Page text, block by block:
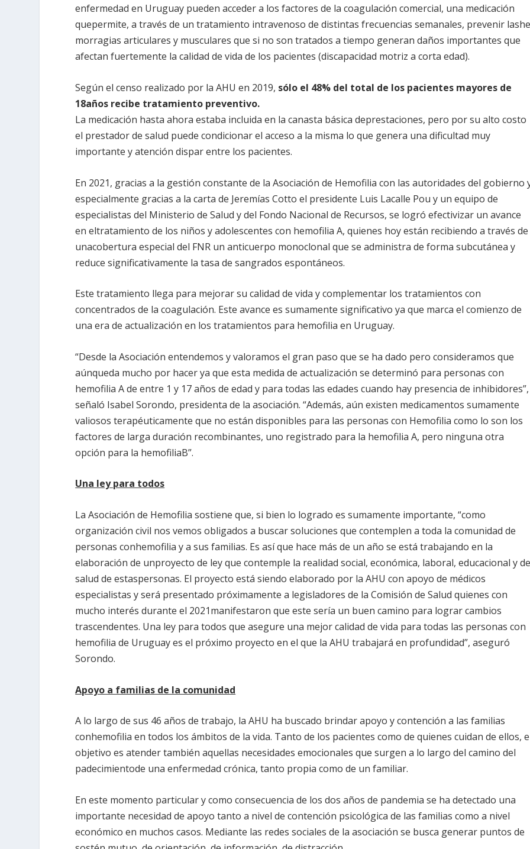
enfermedad en Uruguay pueden acceder a los factores de la coagulación comercial, una medicación
quepermite, a través de un tratamiento intravenoso de distintas frecuencias semanales, prevenir
morragias articulares y musculares que si no son tratados a tiempo generan daños importantes que
afectan fuertemente la calidad de vida de los pacientes (discapacidad motriz a corta edad).
Según el censo realizado por la AHU en 2019, sólo el 48% del total de los pacientes mayores de
18años recibe tratamiento preventivo.
La medicación hasta ahora estaba incluida en la canasta básica deprestaciones, pero por su alto costo
el prestador de salud puede condicionar el acceso a la misma lo que genera una dificultad muy
importante y atención dispar entre los pacientes.
En 2021, gracias a la gestión constante de la Asociación de Hemofilia con las autoridades del gobierno
especialmente gracias a la carta de Jeremías Cotto el presidente Luis Lacalle Pou y un equipo de
especialistas del Ministerio de Salud y del Fondo Nacional de Recursos, se logró efectivizar un avance
en eltratamiento de los niños y adolescentes con hemofilia A, quienes hoy están recibiendo a través de
unacobertura especial del FNR un anticuerpo monoclonal que se administra de forma subcutánea y
reduce significativamente la tasa de sangrados espontáneos.
Este tratamiento llega para mejorar su calidad de vida y complementar los tratamientos con
concentrados de la coagulación. Este avance es sumamente significativo ya que marca el comienzo de
una era de actualización en los tratamientos para hemofilia en Uruguay.
“Desde la Asociación entendemos y valoramos el gran paso que se ha dado pero consideramos que
aúnqueda mucho por hacer ya que esta medida de actualización se determinó para personas con
hemofilia A de entre 1 y 17 años de edad y para todas las edades cuando hay presencia de inhibidores”,
señaló Isabel Sorondo, presidenta de la asociación. “Además, aún existen medicamentos sumamente
valiosos terapéuticamente que no están disponibles para las personas con Hemofilia como lo son los
factores de larga duración recombinantes, uno registrado para la hemofilia A, pero ninguna otra
opción para la hemofiliaB”.
Una ley para todos
La Asociación de Hemofilia sostiene que, si bien lo logrado es sumamente importante, “como
organización civil nos vemos obligados a buscar soluciones que contemplen a toda la comunidad de
personas conhemofilia y a sus familias. Es así que hace más de un año se está trabajando en la
elaboración de unproyecto de ley que contemple la realidad social, económica, laboral, educacional y
salud de estaspersonas. El proyecto está siendo elaborado por la AHU con apoyo de médicos
especialistas y será presentado próximamente a legisladores de la Comisión de Salud quienes con
mucho interés durante el 2021manifestaron que este sería un buen camino para lograr cambios
trascendentes. Una ley para todos que asegure una mejor calidad de vida para todas las personas con
hemofilia de Uruguay es el próximo proyecto en el que la AHU trabajará en profundidad”, aseguró
Sorondo.
Apoyo a familias de la comunidad
A lo largo de sus 46 años de trabajo, la AHU ha buscado brindar apoyo y contención a las familias
conhemofilia en todos los ámbitos de la vida. Tanto de los pacientes como de quienes cuidan de ellos,
objetivo es atender también aquellas necesidades emocionales que surgen a lo largo del camino del
padecimientode una enfermedad crónica, tanto propia como de un familiar.
En este momento particular y como consecuencia de los dos años de pandemia se ha detectado una
importante necesidad de apoyo tanto a nivel de contención psicológica de las familias como a nivel
económico en muchos casos. Mediante las redes sociales de la asociación se busca generar puntos de